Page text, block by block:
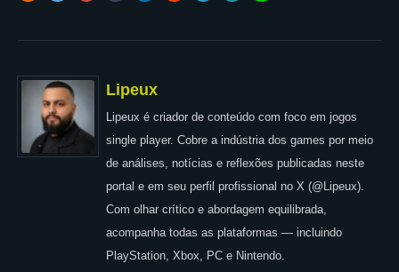
Lipeux
Lipeux é criador de conteúdo com foco em jogos
single player. Cobre a indústria dos games por meio
de análises, notícias e reflexões publicadas neste
portal e em seu perfil profissional no X (@Lipeux).
Com olhar crítico e abordagem equilibrada,
acompanha todas as plataformas — incluindo
PlayStation, Xbox, PC e Nintendo.